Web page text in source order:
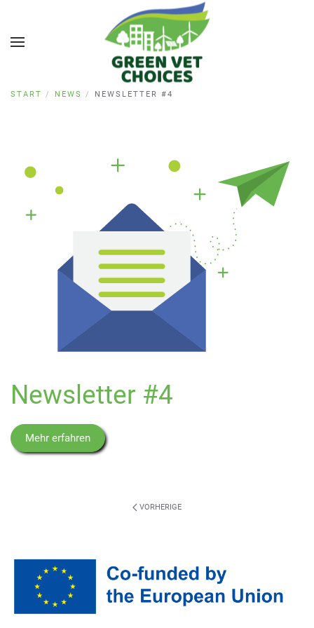
START NEWS NEWSLETTER #4
Newsletter #4
Mehr erfahren
VORHERIGE